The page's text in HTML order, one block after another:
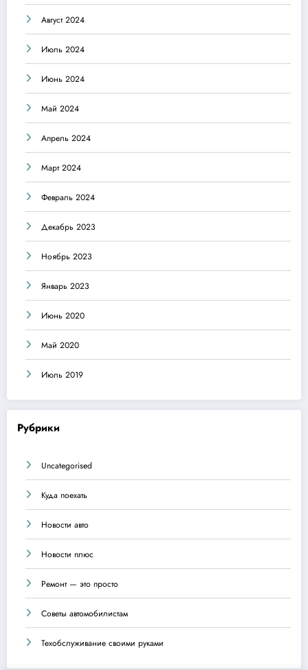
Август 2024
Июль 2024
Июнь 2024
Май 2024
Апрель 2024
Март 2024
Февраль 2024
Декабрь 2023
Ноябрь 2023
Январь 2023
Июнь 2020
Май 2020
Июль 2019
Рубрики
Uncategorised
Куда поехать
Новости авто
Новости плюс
Ремонт — это просто
Советы автомобилистам
Техобслуживание своими руками